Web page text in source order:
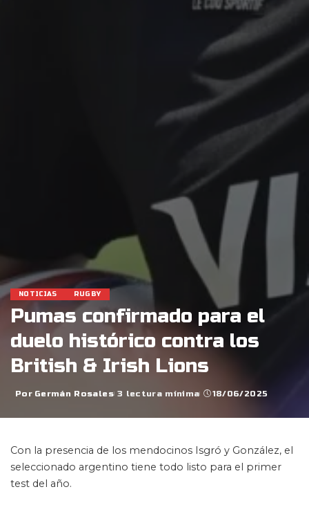
NOTICIAS RUGBY
Pumas confirmado para el
duelo histórico contra los
British & Irish Lions
Posted
Por Germán Rosales 3 lectura mínima 18/06/2025
Con la presencia de los mendocinos Isgró y González, el
seleccionado argentino tiene todo listo para el primer
test del año.